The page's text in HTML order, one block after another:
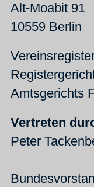
Alt-Moabit 91
10559 Berlin
Amtsgerichts
Vertreten
Peter